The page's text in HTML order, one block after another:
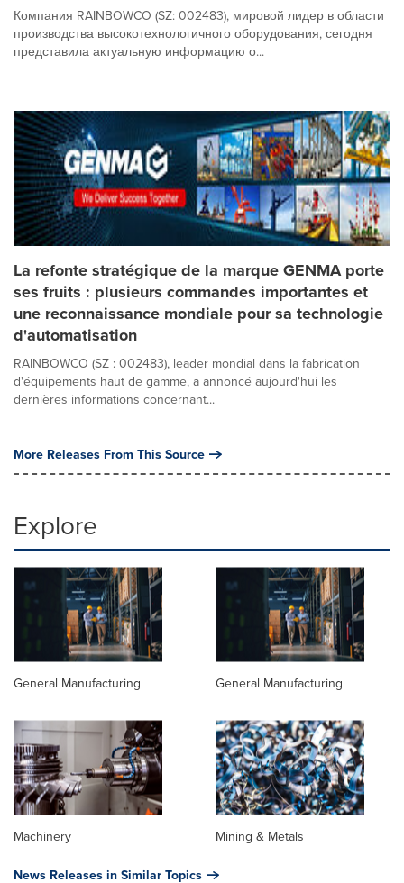
Компания RAINBOWCO (SZ: 002483), мировой лидер в области
производства высокотехнологичного оборудования, сегодня
представила актуальную информацию о...
La refonte stratégique de la marque GENMA porte
ses fruits : plusieurs commandes importantes et
une reconnaissance mondiale pour sa technologie
d'automatisation
RAINBOWCO (SZ : 002483), leader mondial dans la fabrication
d'équipements haut de gamme, a annoncé aujourd'hui les
dernières informations concernant...
More Releases From This Source
Explore
General Manufacturing General Manufacturing
Machinery Mining & Metals
News Releases in Similar Topics